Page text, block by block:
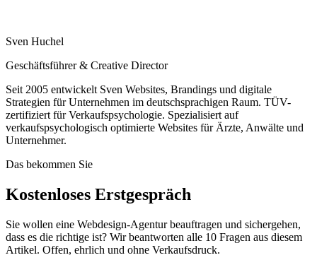
Sven Huchel
Geschäftsführer & Creative Director
Seit 2005 entwickelt Sven Websites, Brandings und digitale
Strategien für Unternehmen im deutschsprachigen Raum. TÜV-
zertifiziert für Verkaufspsychologie. Spezialisiert auf
verkaufspsychologisch optimierte Websites für Ärzte, Anwälte und
Unternehmer.
Das bekommen Sie
Kostenloses Erstgespräch
Sie wollen eine Webdesign-Agentur beauftragen und sichergehen,
dass es die richtige ist? Wir beantworten alle 10 Fragen aus diesem
Artikel. Offen, ehrlich und ohne Verkaufsdruck.